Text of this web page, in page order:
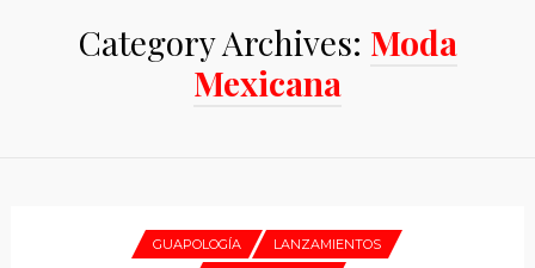
Category Archives: Moda
Mexicana
GUAPOLOGÍA
LANZAMIENTOS